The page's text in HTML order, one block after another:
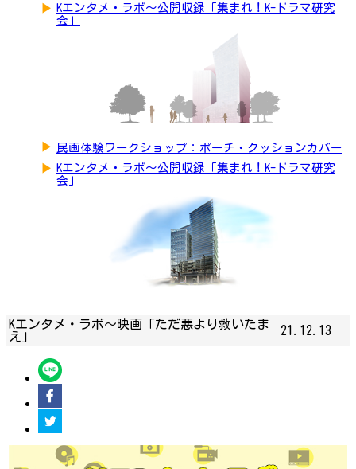
▶ Kエンタメ・ラボ～公開収録「集まれ！K-ドラマ研究
会」
▶ 民画体験ワークショップ：ポーチ・クッションカバー
▶ Kエンタメ・ラボ～公開収録「集まれ！K-ドラマ研究
会」
Kエンタメ・ラボ～映画「ただ悪より救いたま
え」
21.12.13